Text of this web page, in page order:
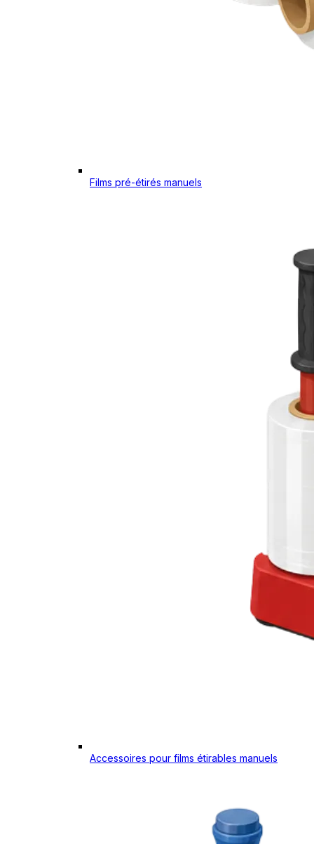
Films pré-étirés manuels
Accessoires pour films étirables manuels